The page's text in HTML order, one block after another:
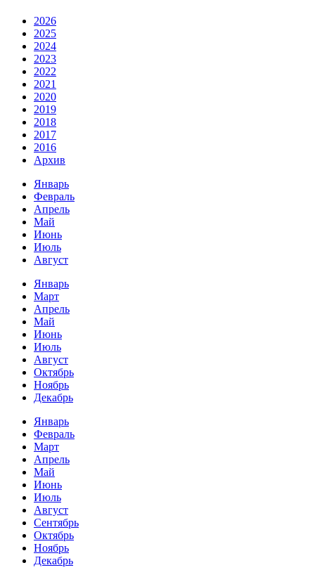
2026
2025
2024
2023
2022
2021
2020
2019
2018
2017
2016
Архив
Январь
Февраль
Апрель
Май
Июнь
Июль
Август
Январь
Март
Апрель
Май
Июнь
Июль
Август
Октябрь
Ноябрь
Декабрь
Январь
Февраль
Март
Апрель
Май
Июнь
Июль
Август
Сентябрь
Октябрь
Ноябрь
Декабрь